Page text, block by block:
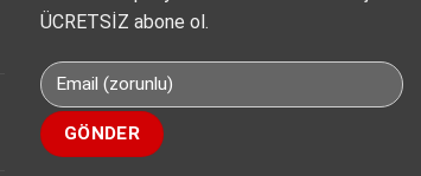
ÜCRETSİZ abone ol.